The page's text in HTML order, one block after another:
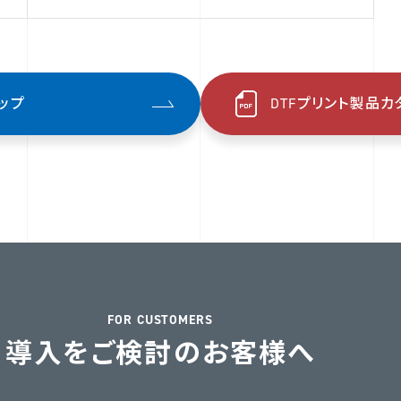
プ DTFプリント製品カ
FOR CUSTOMERS
導入をご検討のお客様へ